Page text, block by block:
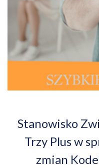
Stanowisko
Trzy Plus w
zmian